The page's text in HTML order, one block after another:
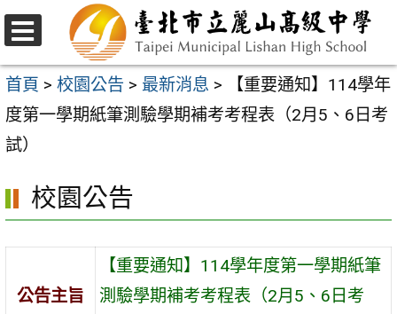
跳
至
主
要
內
區
選
單
首頁 > 校園公告 > 最新消息 >
【重要通知】114學年
度第一學期紙筆測驗學期補考考程表（2月5、6日考
試）
校園公告
公告主旨
【重要通知】114學年度第一學期紙筆
測驗學期補考考程表（2月5、6日考